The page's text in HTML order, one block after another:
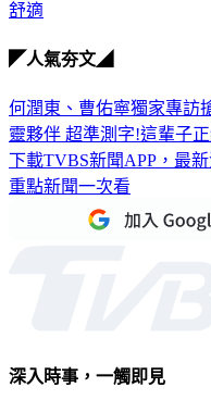
舒適
◤人氣夯文◢
何潤東、曹佑寧獨家專訪
靈夥伴 超準測字!這輩子
下載TVBS新聞APP，最
重點新聞一次看
深入時事，一觸即見